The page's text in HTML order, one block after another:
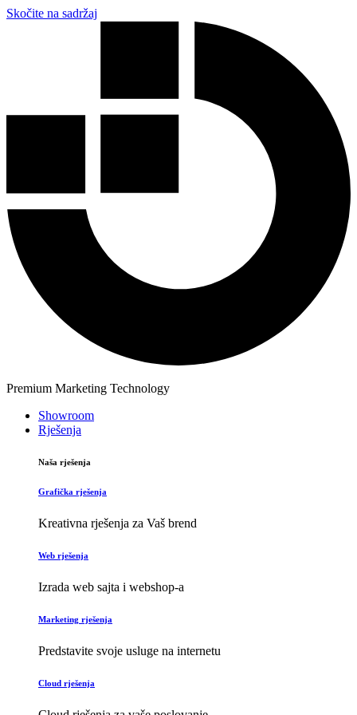
Skočite na sadržaj
Premium Marketing Technology
Showroom
Rješenja
Naša rješenja
Grafička rješenja
Kreativna rješenja za Vaš brend
Web rješenja
Izrada web sajta i webshop-a
Marketing rješenja
Predstavite svoje usluge na internetu
Cloud rješenja